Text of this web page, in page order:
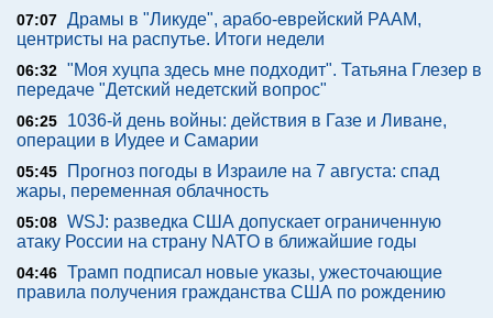
07:07 Драмы в "Ликуде", арабо-еврейский РААМ,
центристы на распутье. Итоги недели
06:32 "Моя хуцпа здесь мне подходит". Татьяна Глезер в
передаче "Детский недетский вопрос"
06:25
1036-й день войны: действия в Газе и Ливане,
операции в Иудее и Самарии
05:45
Прогноз погоды в Израиле на 7 августа: спад
жары, переменная облачность
05:08 WSJ: разведка США допускает ограниченную
атаку России на страну NATO в ближайшие годы
04:46 Трамп подписал новые указы, ужесточающие
правила получения гражданства США по рождению